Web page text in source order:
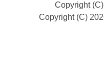
Copyright
Copyright (C)